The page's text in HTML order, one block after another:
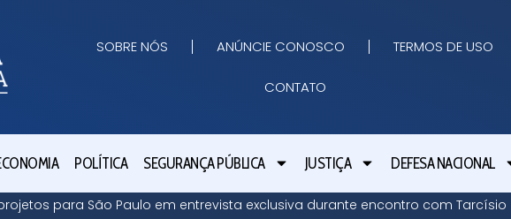
SOBRE NÓS ANÚNCIE CONOSCO TERMOS DE USO
CONTATO
POLÍTICA SEGURANÇA PÚBLICA JUSTIÇA DEFESA NACIONAL
para São Paulo em entrevista exclusiva durante encontro com Tarcísio